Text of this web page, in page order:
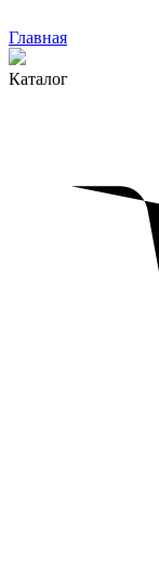
Главная
Каталог